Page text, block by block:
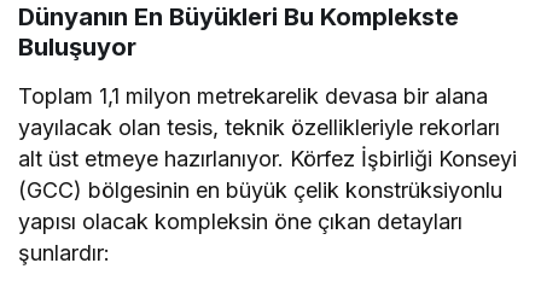
Dünyanın En Büyükleri Bu Komplekste
Buluşuyor
Toplam 1,1 milyon metrekarelik devasa bir alana
yayılacak olan tesis, teknik özellikleriyle rekorları
alt üst etmeye hazırlanıyor. Körfez İşbirliği Konseyi
(GCC) bölgesinin en büyük çelik konstrüksiyonlu
yapısı olacak kompleksin öne çıkan detayları
şunlardır: